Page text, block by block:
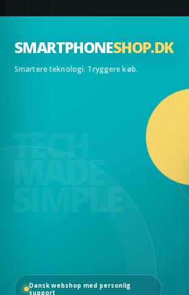
SMARTPHONESHOP.DK
Smartere teknologi. Tryggere køb.
Dansk webshop med personlig
support
TECH
MADE
SIMPLE